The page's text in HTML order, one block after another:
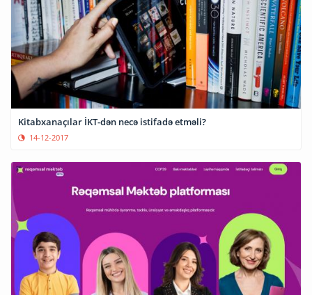
Kitabxanaçılar İKT-dən necə istifadə etməli?
14-12-2017